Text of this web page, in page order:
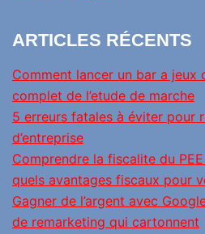
ARTICLES RÉCENTS
Comment lancer un bar a jeux
complet de l’etude de marche
5 erreurs fatales à éviter pour
d’entreprise
Comprendre la fiscalite du
quels avantages fiscaux pour
Gagner de l’argent avec
de remarketing qui cartonnent